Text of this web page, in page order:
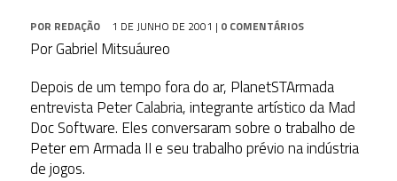
POR REDAÇÃO 1 DE JUNHO DE 2001 | 0 COMENTÁRIOS
Por Gabriel Mitsuáureo
Depois de um tempo fora do ar, PlanetSTArmada
entrevista Peter Calabria, integrante artístico da Mad
Doc Software. Eles conversaram sobre o trabalho de
Peter em Armada II e seu trabalho prévio na indústria
de jogos.